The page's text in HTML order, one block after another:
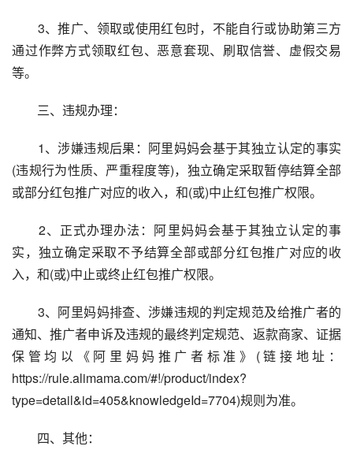
3、推广、领取或使用红包时，不能自行或协助第三方
通过作弊方式领取红包、恶意套现、刷取信誉、虚假交易
等。
三、违规办理：
1、涉嫌违规后果：阿里妈妈会基于其独立认定的事实
(违规行为性质、严重程度等)，独立确定采取暂停结算全部
或部分红包推广对应的收入，和(或)中止红包推广权限。
2、正式办理办法：阿里妈妈会基于其独立认定的事
实，独立确定采取不予结算全部或部分红包推广对应的收
入，和(或)中止或终止红包推广权限。
3、阿里妈妈排查、涉嫌违规的判定规范及给推广者的
通知、推广者申诉及违规的最终判定规范、返款商家、证据
保管均以《阿里妈妈推广者标准》(链接地址：
https://rule.alimama.com/#!/product/index?
type=detail&id=405&knowledgeId=7704)规则为准。
四、其他：